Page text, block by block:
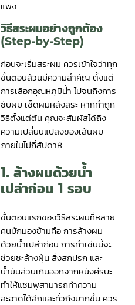
แพง
วิธีสระผมอย่างถูกต้อง
(Step-by-Step)
ก่อนจะเริ่มสระผม ควรเข้าใจว่าทุก
ขั้นตอนล้วนมีความสำคัญ ตั้งแต่
การเลือกอุณหภูมิน้ำ ไปจนถึงการ
ซับผม เช็ดผมหลังสระ หากทำถูก
วิธีตั้งแต่ต้น คุณจะสัมผัสได้ถึง
ความเปลี่ยนแปลงของเส้นผม
ภายในไม่กี่สัปดาห์
1. ล้างผมด้วยน้ำ
เปล่าก่อน 1 รอบ
ขั้นตอนแรกของวิธีสระผมที่หลาย
คนมักมองข้ามคือ การล้างผม
ด้วยน้ำเปล่าก่อน การทำเช่นนี้จะ
ช่วยชะล้างฝุ่น สิ่งสกปรก และ
น้ำมันส่วนเกินออกจากหนังศีรษะ
ทำให้แชมพูสามารถทำความ
สะอาดได้ลึกและทั่วถึงมากขึ้น ควร